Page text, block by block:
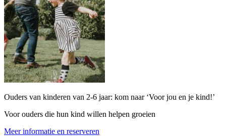
Ouders van kinderen van 2-6 jaar: kom naar ‘Voor jou en je kind!’
Voor ouders die hun kind willen helpen groeien
Meer informatie en reserveren